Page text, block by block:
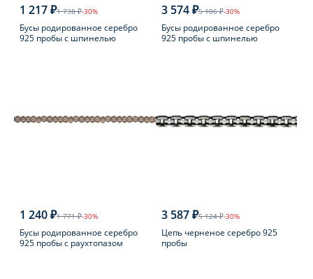
1 217 ₽1 738 ₽-30%
Бусы родированное серебро
925 пробы с шпинелью
3 574 ₽5 106 ₽-30%
Бусы родированное серебро
925 пробы с шпинелью
1 240 ₽1 771 ₽-30%
Бусы родированное серебро
925 пробы с раухтопазом
3 587 ₽5 124 ₽-30%
Цепь черненое серебро 925
пробы